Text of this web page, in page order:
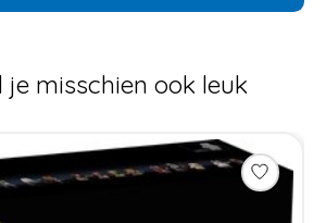
je misschien ook leuk